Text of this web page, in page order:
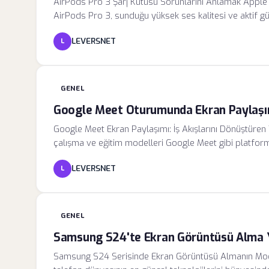
AirPods Pro 3, sunduğu yüksek ses kalitesi ve aktif
kutusunun enerji verimliliği konusunda ciddi eleştirilerle
yerleştirdikten sonra, kutunun kendi pil kapasitesinin
L LEVERSNET
GENEL
Google Meet Oturumunda Ekran
Google Meet Ekran Paylaşımı: İş Akışlarını
çalışma ve eğitim modelleri Google Meet gibi
paylaşımı özelliği, yalnızca bir görüntü aktarım
dokümanların eş zamanlı olarak analiz edilmesini
L LEVERSNET
GENEL
Samsung S24'te Ekran Görüntüsü
Samsung S24 Serisinde Ekran Görüntüsü Almanın